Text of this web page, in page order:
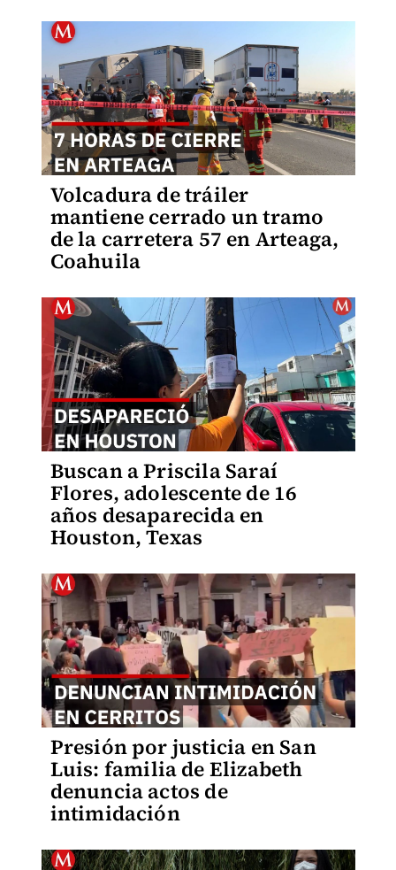
Volcadura de tráiler
mantiene cerrado un tramo
de la carretera 57 en Arteaga,
Coahuila
Buscan a Priscila Saraí
Flores, adolescente de 16
años desaparecida en
Houston, Texas
Presión por justicia en San
Luis: familia de Elizabeth
denuncia actos de
intimidación